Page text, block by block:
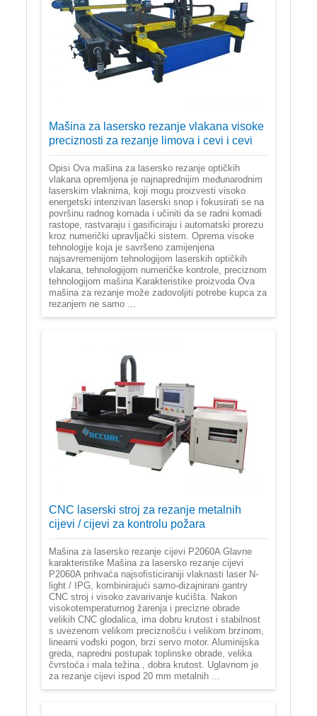
Mašina za lasersko rezanje vlakana visoke
preciznosti za rezanje limova i cevi i cevi
Opisi Ova mašina za lasersko rezanje optičkih
vlakana opremljena je najnaprednijim međunarodnim
laserskim vlaknima, koji mogu proizvesti visoko
energetski intenzivan laserski snop i fokusirati se na
površinu radnog komada i učiniti da se radni komadi
rastope, rastvaraju i gasificiraju i automatski prorezu
kroz numerički upravljački sistem. Oprema visoke
tehnologije koja je savršeno zamijenjena
najsavremenijom tehnologijom laserskih optičkih
vlakana, tehnologijom numeričke kontrole, preciznom
tehnologijom mašina Karakteristike proizvoda Ova
mašina za rezanje može zadovoljiti potrebe kupca za
rezanjem ne samo ...
CNC laserski stroj za rezanje metalnih
cijevi / cijevi za kontrolu požara
Mašina za lasersko rezanje cijevi P2060A Glavne
karakteristike Mašina za lasersko rezanje cijevi
P2060A prihvaća najsofisticiraniji vlaknasti laser N-
light / IPG, kombinirajući samo-dizajnirani gantry
CNC stroj i visoko zavarivanje kućišta. Nakon
visokotemperaturnog žarenja i precizne obrade
velikih CNC glodalica, ima dobru krutost i stabilnost
s uvezenom velikom preciznošću i velikom brzinom,
linearni vođski pogon, brzi servo motor. Aluminijska
greda, napredni postupak toplinske obrade, velika
čvrstoća i mala težina , dobra krutost. Uglavnom je
za rezanje cijevi ispod 20 mm metalnih ...